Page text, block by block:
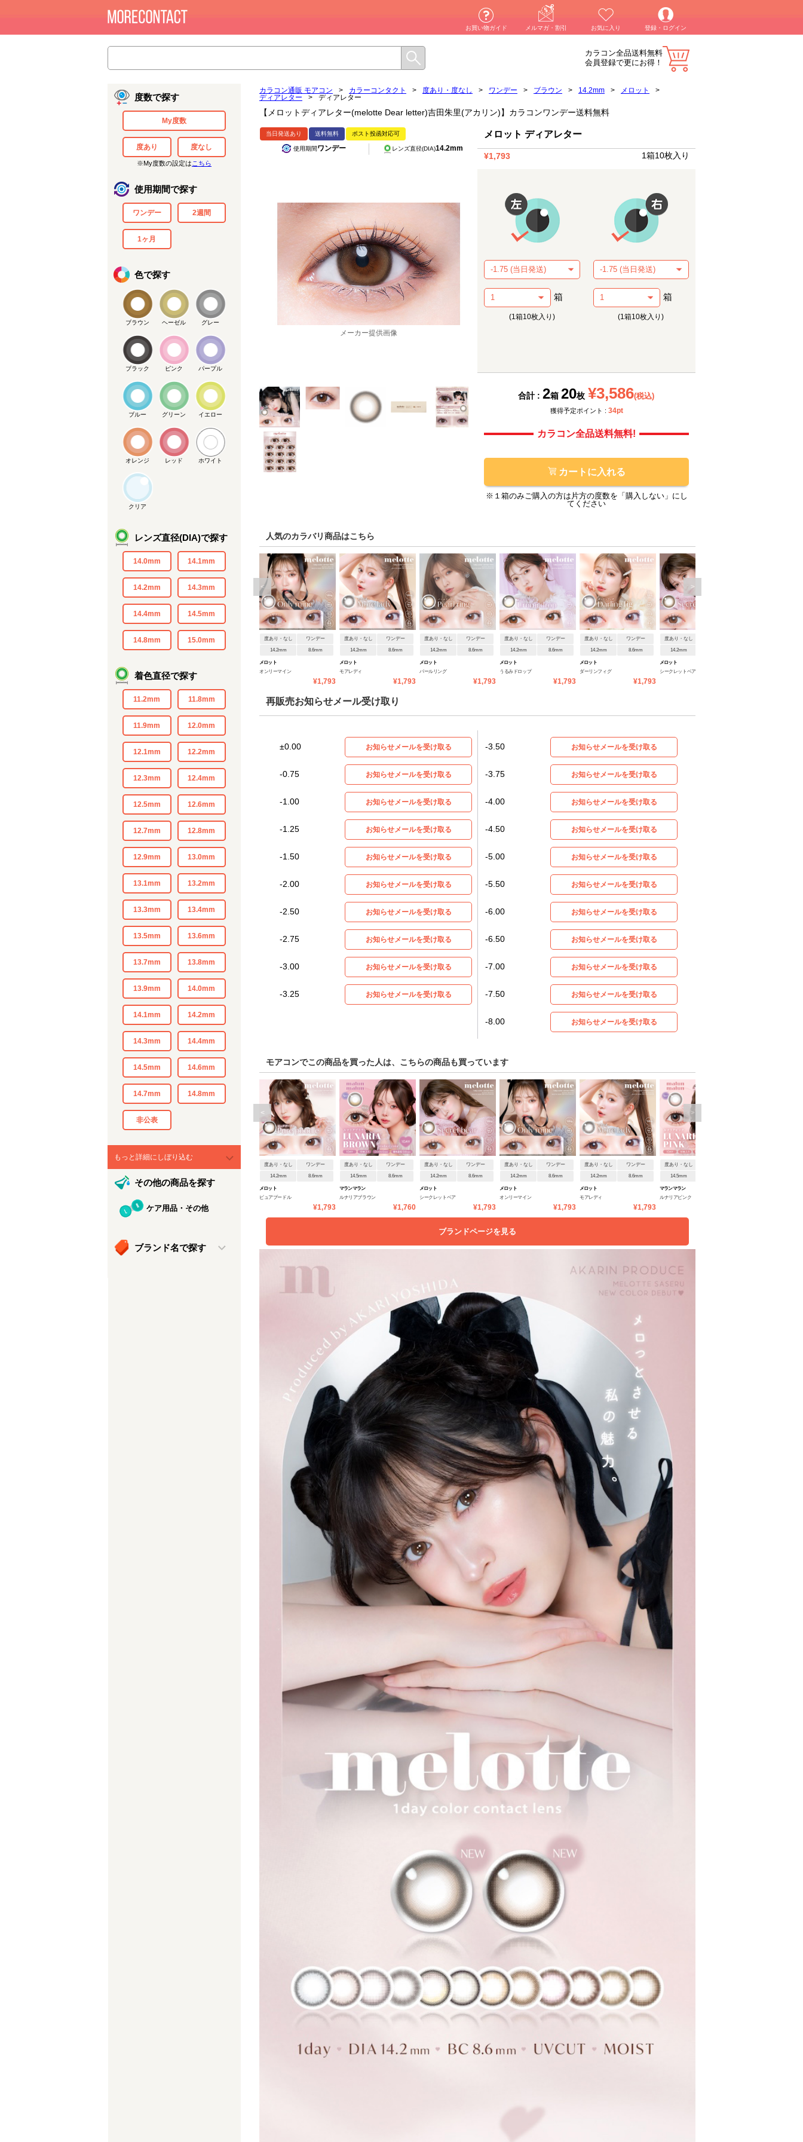
お買い物ガイド メルマガ・割引 お気に入り 登録・ログイン
カラコン全品送料無料
会員登録で更にお得！
度数で探す
My度数
度あり 度なし
※My度数の設定は こちら
使用期間で探す
ワンデー 2週間
1ヶ月
色で探す
ブラウン ヘーゼル グレー
ブラック ピンク パープル
ブルー グリーン イエロー
オレンジ レッド ホワイト
クリア
レンズ直径(DIA)で探す
14.0mm 14.1mm
14.2mm 14.3mm
14.4mm 14.5mm
14.8mm 15.0mm
着色直径で探す
11.2mm 11.8mm
11.9mm 12.0mm
12.1mm 12.2mm
12.3mm 12.4mm
12.5mm 12.6mm
12.7mm 12.8mm
12.9mm 13.0mm
13.1mm 13.2mm
13.3mm 13.4mm
13.5mm 13.6mm
13.7mm 13.8mm
13.9mm 14.0mm
14.1mm 14.2mm
14.3mm 14.4mm
14.5mm 14.6mm
14.7mm 14.8mm
非公表
もっと詳細にしぼり込む
その他の商品を探す
ケア用品・その他
ブランド名で探す
カラコン通販 モアコン > カラーコンタクト > 度あり・度なし > ワンデー > ブラウン > 14.2mm > メロット
>
ディアレター
> ディアレター
【メロットディアレター(melotte Dear letter)吉田朱里(アカリン)】カラコンワンデー送料無料
当日発送あり 送料無料 ポスト投函対応可
使用期間ワンデー レンズ直径(DIA)14.2mm
メーカー提供画像
メーカー提供画像
メロット ディアレター
¥1,793 1箱10枚入り
箱
(1箱10枚入り)
箱
(1箱10枚入り)
合計 : 2箱 20枚 ¥3,586(税込)
獲得予定ポイント : 34pt
カラコン全品送料無料!
カートに入れる
※１箱のみご購入の方は片方の度数を「購入しない」にし
てください
人気のカラバリ商品はこちら
度あり・なし ワンデー
14.2mm 8.6mm
メロット
オンリーマイン
¥1,793
度あり・なし ワンデー
14.2mm 8.6mm
メロット
モアレディ
¥1,793
度あり・なし ワンデー
14.2mm 8.6mm
メロット
パールリング
¥1,793
度あり・なし ワンデー
14.2mm 8.6mm
メロット
うるみドロップ
¥1,793
度あり・なし ワンデー
14.2mm 8.6mm
メロット
ダーリンフィグ
¥1,793
度あり・なし
14.2mm
メロット
シークレットベア
< >
再販売お知らせメール受け取り
±0.00 お知らせメールを受け取る
-0.75 お知らせメールを受け取る
-1.00 お知らせメールを受け取る
-1.25 お知らせメールを受け取る
-1.50 お知らせメールを受け取る
-2.00 お知らせメールを受け取る
-2.50 お知らせメールを受け取る
-2.75 お知らせメールを受け取る
-3.00 お知らせメールを受け取る
-3.25 お知らせメールを受け取る
-3.50 お知らせメールを受け取る
-3.75 お知らせメールを受け取る
-4.00 お知らせメールを受け取る
-4.50 お知らせメールを受け取る
-5.00 お知らせメールを受け取る
-5.50 お知らせメールを受け取る
-6.00 お知らせメールを受け取る
-6.50 お知らせメールを受け取る
-7.00 お知らせメールを受け取る
-7.50 お知らせメールを受け取る
-8.00 お知らせメールを受け取る
モアコンでこの商品を買った人は、こちらの商品も買っています
度あり・なし ワンデー
14.2mm 8.6mm
メロット
ピュアプードル
¥1,793
度あり・なし ワンデー
14.5mm 8.6mm
マランマラン
ルナリアブラウン
¥1,760
度あり・なし ワンデー
14.2mm 8.6mm
メロット
シークレットベア
¥1,793
度あり・なし ワンデー
14.2mm 8.6mm
メロット
オンリーマイン
¥1,793
度あり・なし ワンデー
14.2mm 8.6mm
メロット
モアレディ
¥1,793
度あり・なし
14.5mm
マランマラン
ルナリアピンク
< >
ブランドページを見る